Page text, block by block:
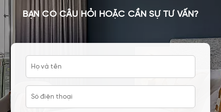
BẠN CÓ CÂU HỎI HOẶC CẦN SỰ TƯ VẤN?